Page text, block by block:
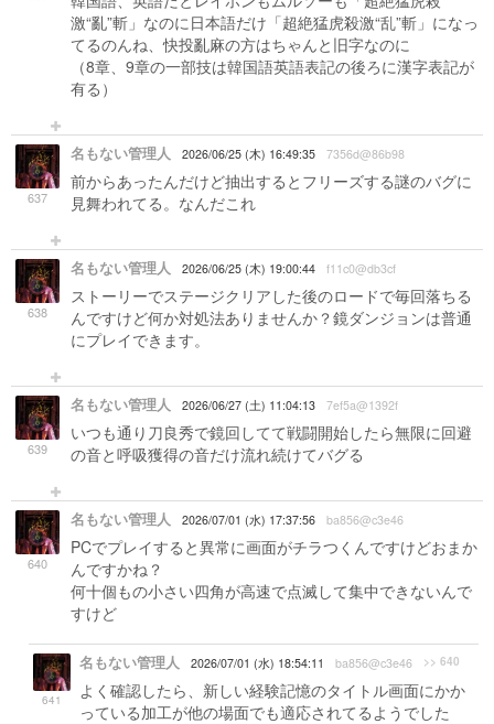
激“亂”斬」なのに日本語だけ「超絶猛虎殺激“乱”斬」になっ
てるのんね、快投亂麻の方はちゃんと旧字なのに
（8章、9章の一部技は韓国語英語表記の後ろに漢字表記が
有る）
637
名もない管理人 2026/06/25 (木) 16:49:35 7356d@86b98
前からあったんだけど抽出するとフリーズする謎のバグに
見舞われてる。なんだこれ
638
名もない管理人 2026/06/25 (木) 19:00:44 f11c0@db3cf
ストーリーでステージクリアした後のロードで毎回落ちる
んですけど何か対処法ありませんか？鏡ダンジョンは普通
にプレイできます。
639
名もない管理人 2026/06/27 (土) 11:04:13 7ef5a@1392f
いつも通り刀良秀で鏡回してて戦闘開始したら無限に回避
の音と呼吸獲得の音だけ流れ続けてバグる
640
名もない管理人 2026/07/01 (水) 17:37:56 ba856@c3e46
PCでプレイすると異常に画面がチラつくんですけどおまか
んですかね？
何十個もの小さい四角が高速で点滅して集中できないんで
すけど
641
名もない管理人 2026/07/01 (水) 18:54:11 ba856@c3e46 >> 640
よく確認したら、新しい経験記憶のタイトル画面にかか
っている加工が他の場面でも適応されてるようでした